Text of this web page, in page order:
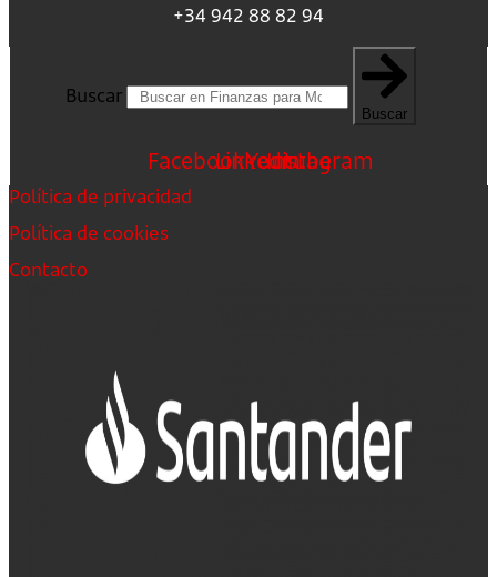
+34 942 88 82 94
Buscar
Buscar
FacebookLinkedin
Youtube
Instagram
Política de privacidad
Política de cookies
Contacto